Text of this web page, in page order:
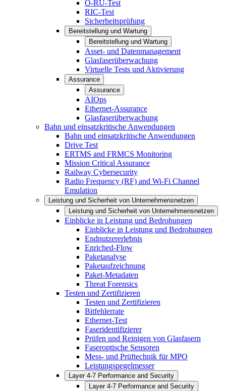
O-RU-Test
RIC-Test
Sicherheitsprüfung
Bereitstellung und Wartung
Bereitstellung und Wartung
Asset- und Datenmanagement
Glasfaserüberwachung
Virtuelle Tests und Aktivierung
Assurance
Assurance
AIOps
Ethernet-Assurance
Glasfaserüberwachung
Bahn und einsatzkritische Anwendungen
Bahn und einsatzkritische Anwendungen
Drive Test
ERTMS and FRMCS Monitoring
Mission Critical Assurance
Railway Cybersecurity
Radio Frequency (RF) and Wi-Fi Channel
Emulation
Leistung und Sicherheit von Unternehmensnetzen
Leistung und Sicherheit von Unternehmensnetzen
Einblicke in Leistung und Bedrohungen
Einblicke in Leistung und Bedrohungen
Endnutzererlebnis
Enriched-Flow
Paketanalyse
Paketaufzeichnung
Paket-Metadaten
Threat Forensics
Testen und Zertifizieren
Testen und Zertifizieren
Bitfehlerrate
Ethernet-Test
Faseridentifizierer
Prüfen und Reinigen von Glasfasern
Faseroptische Sensoren
Mess- und Prüftechnik für MPO
Leistungspegelmesser
Layer 4-7 Performance and Security
Layer 4-7 Performance and Security